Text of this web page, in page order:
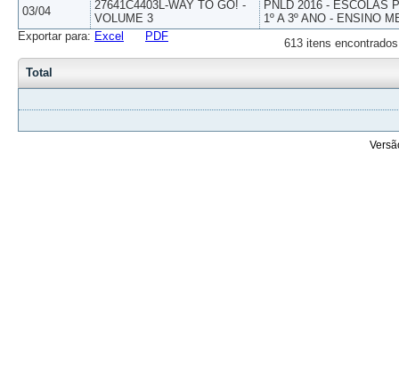
03/04
27641C4403L-WAY TO GO! -
VOLUME 3
PNLD 2016 - ESCOLAS
1º A 3º ANO - ENSINO
613 itens
Exportar para: Excel PDF
Total